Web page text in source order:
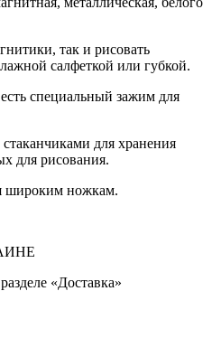
так и рисовать
салфеткой или губкой.
специальный зажим для
стаканчиками для хранения
для рисования.
широким ножкам.
«Доставка»